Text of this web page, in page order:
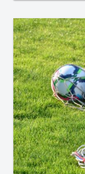
Celje 0:4 Ka...